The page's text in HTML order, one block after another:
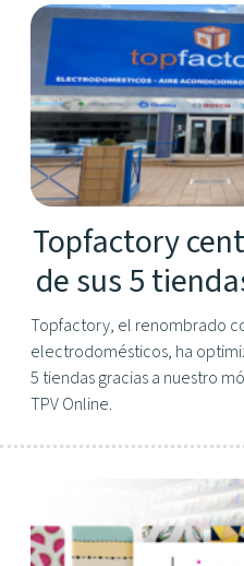
Topfactory
de sus 5
Topfactory, el renombrado
electrodomésticos, ha
5 tiendas gracias a nuestro
TPV Online.